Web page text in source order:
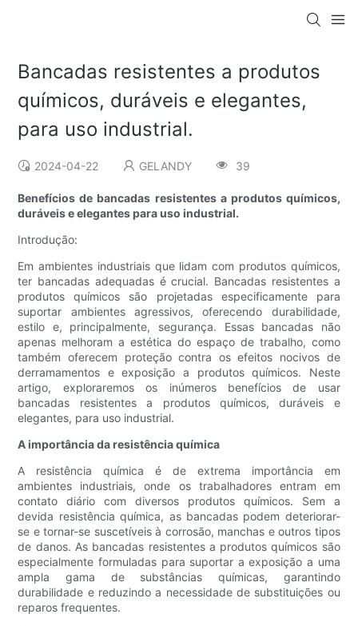
Bancadas resistentes a produtos
químicos, duráveis ​​e elegantes,
para uso industrial.
2024-04-22 GELANDY 39
Benefícios de bancadas resistentes a produtos químicos,
duráveis ​​e elegantes para uso industrial.
Introdução:
Em ambientes industriais que lidam com produtos químicos,
ter bancadas adequadas é crucial. Bancadas resistentes a
produtos químicos são projetadas especificamente para
suportar ambientes agressivos, oferecendo durabilidade,
estilo e, principalmente, segurança. Essas bancadas não
apenas melhoram a estética do espaço de trabalho, como
também oferecem proteção contra os efeitos nocivos de
derramamentos e exposição a produtos químicos. Neste
artigo, exploraremos os inúmeros benefícios de usar
bancadas resistentes a produtos químicos, duráveis ​​e
elegantes, para uso industrial.
A importância da resistência química
A resistência química é de extrema importância em
ambientes industriais, onde os trabalhadores entram em
contato diário com diversos produtos químicos. Sem a
devida resistência química, as bancadas podem deteriorar-
se e tornar-se suscetíveis à corrosão, manchas e outros tipos
de danos. As bancadas resistentes a produtos químicos são
especialmente formuladas para suportar a exposição a uma
ampla gama de substâncias químicas, garantindo
durabilidade e reduzindo a necessidade de substituições ou
reparos frequentes.